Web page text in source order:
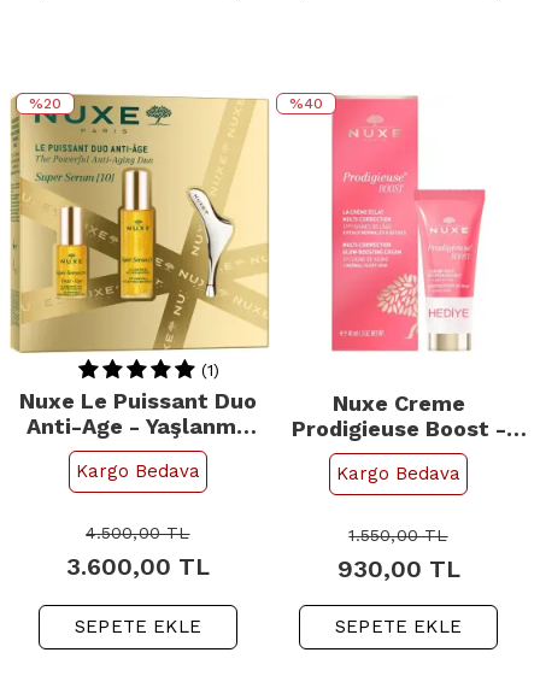
%20
(1)
Nuxe Le Puissant Duo
Anti-Age - Yaşlanma
Karşıtı İkili Set
Kargo Bedava
4.500,00TL
3.600,00 TL
SEPETE EKLE
%40
Nuxe Creme
Prodigieuse Boost -
Aydınlatıcı Etkili Bakım
Seti
Kargo Bedava
1.550,00TL
930,00 TL
SEPETE EKLE